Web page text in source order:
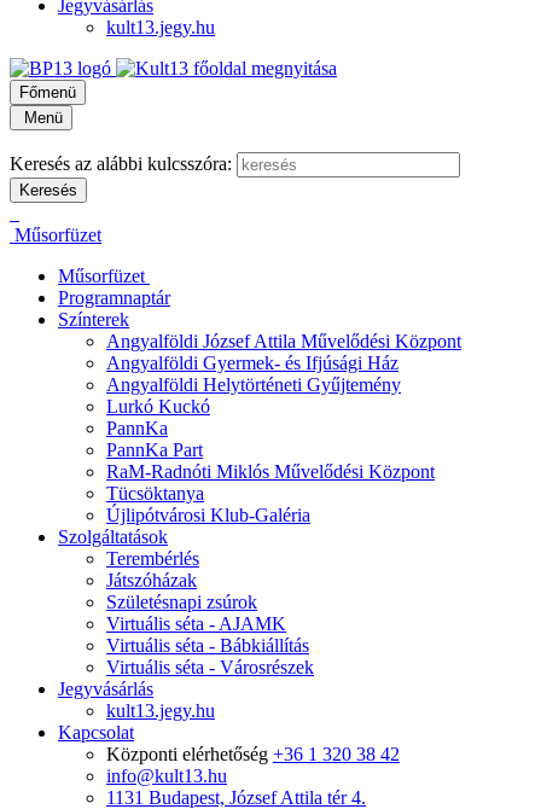
Jegyvásárlás
kult13.jegy.hu
Főmenü
Menü
Keresés az alábbi kulcsszóra:
Műsorfüzet
Műsorfüzet
Programnaptár
Színterek
Angyalföldi József Attila Művelődési Központ
Angyalföldi Gyermek- és Ifjúsági Ház
Angyalföldi Helytörténeti Gyűjtemény
Lurkó Kuckó
PannKa
PannKa Part
RaM-Radnóti Miklós Művelődési Központ
Tücsöktanya
Újlipótvárosi Klub-Galéria
Szolgáltatások
Terembérlés
Játszóházak
Születésnapi zsúrok
Virtuális séta - AJAMK
Virtuális séta - Bábkiállítás
Virtuális séta - Városrészek
Jegyvásárlás
kult13.jegy.hu
Kapcsolat
Központi elérhetőség +36 1 320 38 42
info@kult13.hu
1131 Budapest, József Attila tér 4.